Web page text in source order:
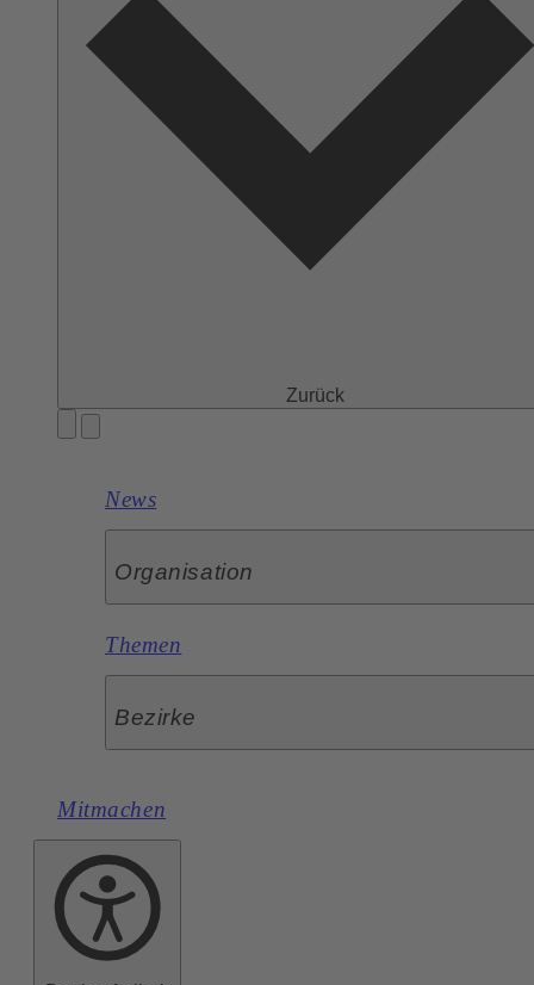
Zurück
News
Organisation
Themen
Bezirke
Mitmachen